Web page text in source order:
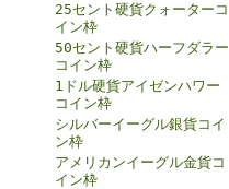
25セント硬貨クォーターコ
イン枠
50セント硬貨ハーフダラー
コイン枠
1ドル硬貨アイゼンハワー
コイン枠
シルバーイーグル銀貨コイ
ン枠
アメリカンイーグル金貨コ
イン枠